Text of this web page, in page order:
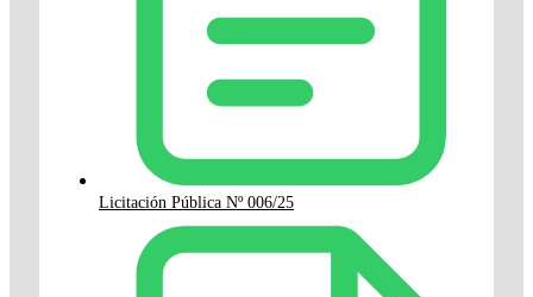
Licitación Pública Nº 006/25